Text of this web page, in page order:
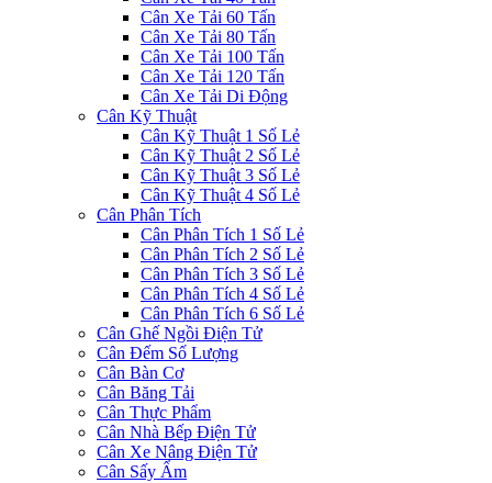
Cân Xe Tải 60 Tấn
Cân Xe Tải 80 Tấn
Cân Xe Tải 100 Tấn
Cân Xe Tải 120 Tấn
Cân Xe Tải Di Động
Cân Kỹ Thuật
Cân Kỹ Thuật 1 Số Lẻ
Cân Kỹ Thuật 2 Số Lẻ
Cân Kỹ Thuật 3 Số Lẻ
Cân Kỹ Thuật 4 Số Lẻ
Cân Phân Tích
Cân Phân Tích 1 Số Lẻ
Cân Phân Tích 2 Số Lẻ
Cân Phân Tích 3 Số Lẻ
Cân Phân Tích 4 Số Lẻ
Cân Phân Tích 6 Số Lẻ
Cân Ghế Ngồi Điện Tử
Cân Đếm Số Lượng
Cân Bàn Cơ
Cân Băng Tải
Cân Thực Phẩm
Cân Nhà Bếp Điện Tử
Cân Xe Nâng Điện Tử
Cân Sấy Ẩm